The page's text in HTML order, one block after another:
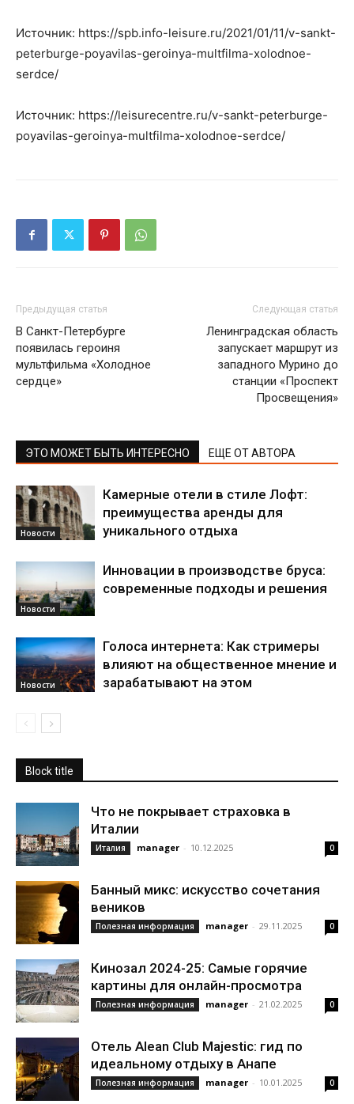
Источник: https://spb.info-leisure.ru/2021/01/11/v-sankt-
peterburge-poyavilas-geroinya-multfilma-xolodnoe-
serdce/
Источник: https://leisurecentre.ru/v-sankt-peterburge-
poyavilas-geroinya-multfilma-xolodnoe-serdce/
Предыдущая статья
В Санкт-Петербурге
появилась героиня
мультфильма «Холодное
сердце»
Следующая статья
Ленинградская область
запускает маршрут из
западного Мурино до
станции «Проспект
Просвещения»
ЭТО МОЖЕТ БЫТЬ ИНТЕРЕСНО ЕЩЕ ОТ АВТОРА
Новости
Камерные отели в стиле Лофт:
преимущества аренды для
уникального отдыха
Новости
Инновации в производстве бруса:
современные подходы и решения
Новости
Голоса интернета: Как стримеры
влияют на общественное мнение и
зарабатывают на этом
Block title
Что не покрывает страховка в
Италии
Италия manager - 10.12.2025 0
Банный микс: искусство сочетания
веников
Полезная информация manager - 29.11.2025 0
Кинозал 2024-25: Самые горячие
картины для онлайн-просмотра
Полезная информация manager - 21.02.2025 0
Отель Alean Club Majestic: гид по
идеальному отдыху в Анапе
Полезная информация manager - 10.01.2025 0